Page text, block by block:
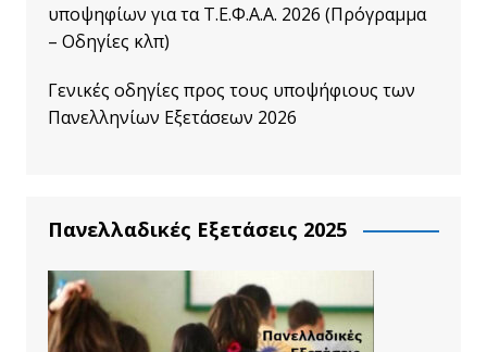
υποψηφίων για τα Τ.Ε.Φ.Α.Α. 2026 (Πρόγραμμα
– Οδηγίες κλπ)
Γενικές οδηγίες προς τους υποψήφιους των
Πανελληνίων Εξετάσεων 2026
Πανελλαδικές Εξετάσεις 2025